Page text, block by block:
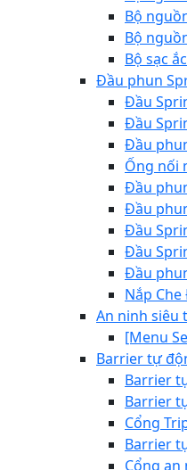
Bộ
Bộ
Bộ sạc
Đầu phun
Đầu
Đầu
Đầu
Ống nối
Đầu
Đầu
Đầu
Đầu
Đầu
Nắp
An ninh siêu
[Menu
Barrier tự
Barrier
Barrier
Cổng
Barrier
Cổng an